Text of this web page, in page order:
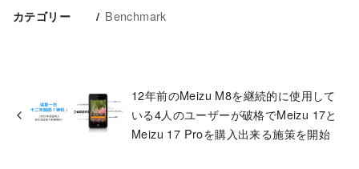
カテゴリー Benchmark
12年前のMeizu M8を継続的に使用して
いる4人のユーザーが破格でMeizu 17と
Meizu 17 Proを購入出来る施策を開始